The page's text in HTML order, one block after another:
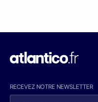
RECEVEZ NOTRE NEWSLETTER